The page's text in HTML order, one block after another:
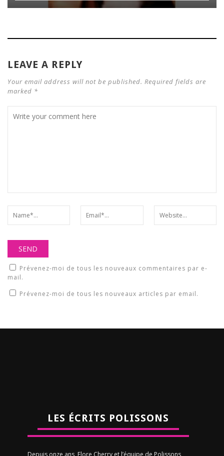
LEAVE A REPLY
Your email address will not be published. Required fields are
marked *
Prévenez-moi de tous les nouveaux commentaires par e-
mail.
Prévenez-moi de tous les nouveaux articles par email.
LES ÉCRITS POLISSONS
Depuis onze ans, Flore Cherry et l’équipe de Polissons